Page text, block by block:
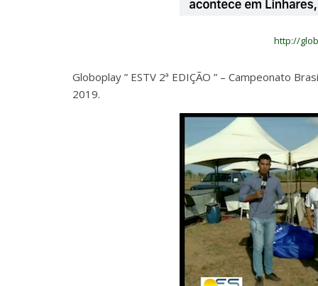
http://
Globoplay ” ESTV 2ª EDIÇÃO ” – Campeonato
2019.